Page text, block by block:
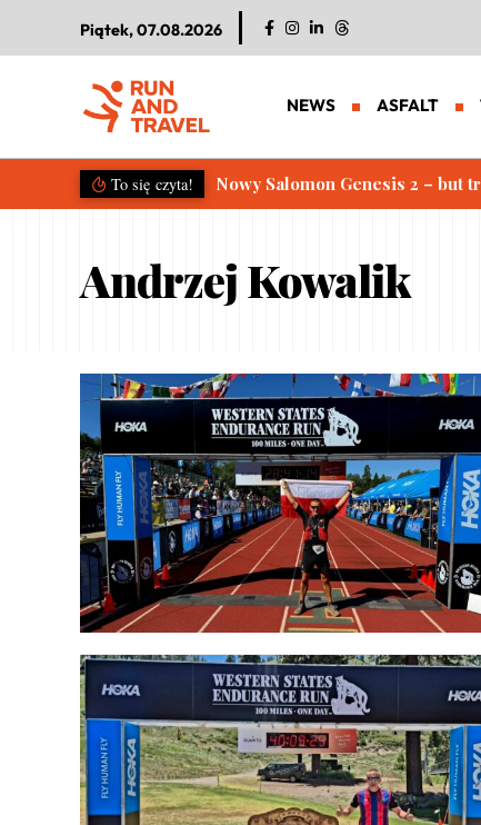
Piątek, 07.08.2026
NEWS ASFALT
To się czyta! Nowy Salomon Genesis 2 – but
Andrzej Kowalik